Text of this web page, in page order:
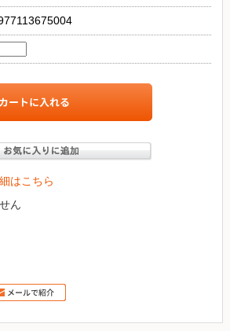
はこちら
ん